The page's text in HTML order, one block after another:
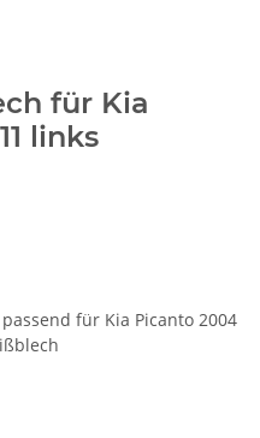
für Kia
links
für Kia Picanto 2004